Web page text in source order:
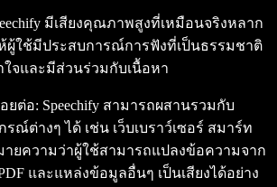
มีเสียงคุณภาพสูงที่เหมือนจริงหลาก
ผู้ใช้มีประสบการณ์การฟังที่เป็นธรรมชาติ
ใจและมีส่วนร่วมกับเนื้อหา
ยต่อ: Speechify สามารถผสานรวมกับ
ณ์ต่างๆ ได้ เช่น เว็บเบราว์เซอร์ สมาร์ท
ยความว่าผู้ใช้สามารถแปลงข้อความจาก
และแหล่งข้อมูลอื่นๆ เป็นเสียงได้อย่าง